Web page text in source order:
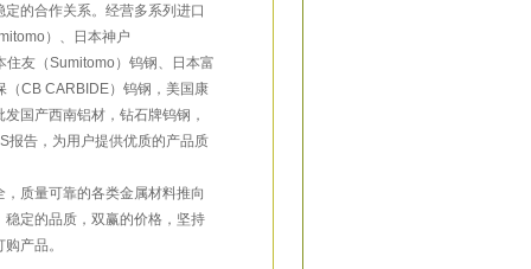
的合作关系。经营多系列进口
）、日本神户
友（Sumitomo）钨钢、日本富
（CB CARBIDE）钨钢，美国康
国产西南铝材，钻石牌钨钢，
报告，为用户提供优质的产品质
质量可靠的各类金属材料推向
定的品质，双赢的价格，坚持
产品。